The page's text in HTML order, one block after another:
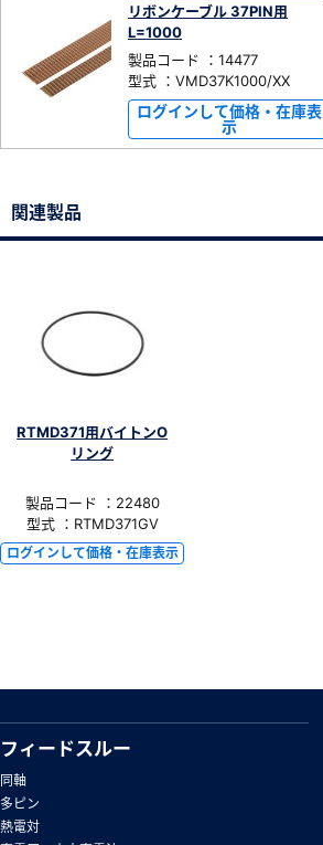
リボンケーブル 37PIN用
L=1000
製品コード ：14477
型式 ：VMD37K1000/XX
ログインして価格・在庫表
示
関連製品
RTMD371用バイトンO
リング
製品コード ：22480
型式 ：RTMD371GV
ログインして価格・在庫表示
フィードスルー
同軸
多ピン
熱電対